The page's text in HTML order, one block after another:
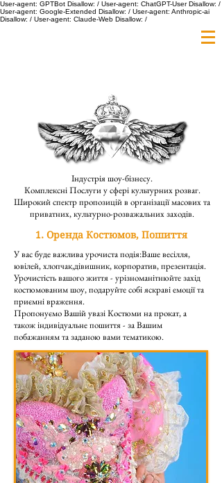
User-agent: GPTBot Disallow: / User-agent: ChatGPT-User Disallow: /
User-agent: Google-Extended Disallow: / User-agent: Anthropic-ai
Disallow: / User-agent: Claude-Web Disallow: /
Індустрія шоу-бізнесу.
Комплексні Послуги у сфері культурних розваг.
Широкий спектр пропозицій в організації масових та
приватних, культурно-розважальних заходів.
1. Оренда Костюмов, Пошиття
У вас буде важлива урочиста подія:Ваше весілля,
ювілей, хлопчак,дівишник,корпоратив, презентація.
Урочистість вашого життя - урізноманітнюйте захід
костюмованим шоу, подаруйте собі яскраві емоції та
приємні враження.
Пропонуємо Вашій увазі Костюми на прокат, а
також індивідуальне пошиття - за Вашим
побажанням та заданою вами тематикою.